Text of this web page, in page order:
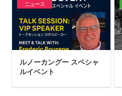
ニュース
ルノーカングー スペシャ
ルイベント